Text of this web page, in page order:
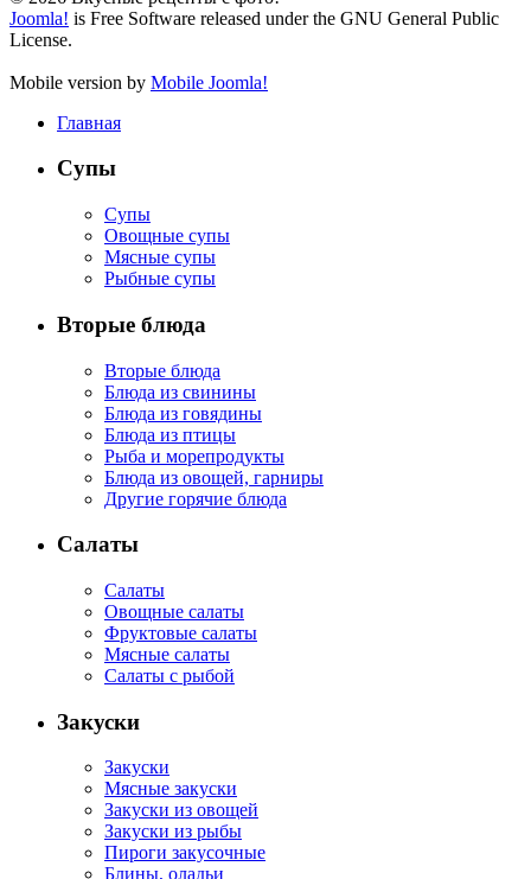
Joomla! is Free Software released under the GNU General Public
License.
Mobile version by Mobile Joomla!
Главная
Супы
Супы
Овощные супы
Мясные супы
Рыбные супы
Вторые блюда
Вторые блюда
Блюда из свинины
Блюда из говядины
Блюда из птицы
Рыба и морепродукты
Блюда из овощей, гарниры
Другие горячие блюда
Салаты
Салаты
Овощные салаты
Фруктовые салаты
Мясные салаты
Салаты с рыбой
Закуски
Закуски
Мясные закуски
Закуски из овощей
Закуски из рыбы
Пироги закусочные
Блины, оладьи